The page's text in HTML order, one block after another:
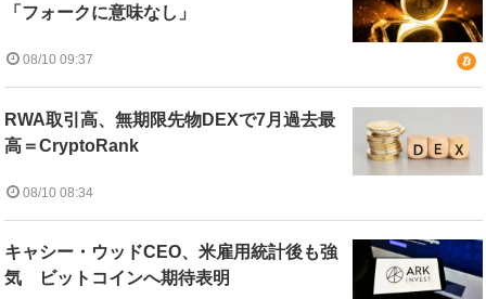
「フォークに意味なし」
08/10 09:37
RWA取引高、無期限先物DEXで7月過去最
高＝CryptoRank
08/10 08:34
キャシー・ウッドCEO、米雇用統計後も強
気 ビットコインへ期待表明